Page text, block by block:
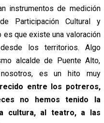
instrumentos de medición
Participación Cultural y
es que existe una valoración
los territorios. Algo
alcalde de Puente Alto,
es un hito muy
entre los potreros,
no hemos tenido la
cultura, al teatro, a las